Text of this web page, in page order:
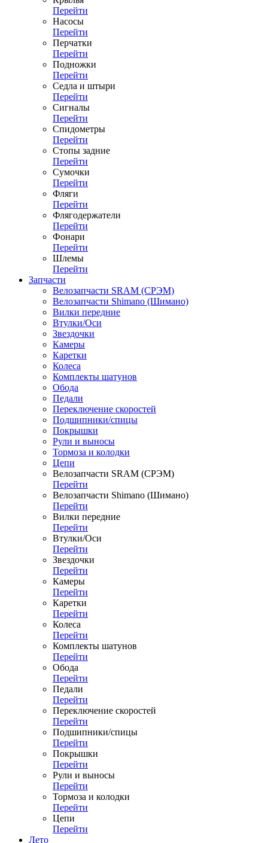
Перейти
Насосы
Перейти
Перчатки
Перейти
Подножки
Перейти
Седла и штыри
Перейти
Сигналы
Перейти
Спидометры
Перейти
Стопы задние
Перейти
Сумочки
Перейти
Фляги
Перейти
Флягодержатели
Перейти
Фонари
Перейти
Шлемы
Перейти
Запчасти
Велозапчасти SRAM (СРЭМ)
Велозапчасти Shimano (Шимано)
Вилки передние
Втулки/Оси
Звездочки
Камеры
Каретки
Колеса
Комплекты шатунов
Обода
Педали
Переключение скоростей
Подшипники/спицы
Покрышки
Рули и выносы
Тормоза и колодки
Цепи
Велозапчасти SRAM (СРЭМ)
Перейти
Велозапчасти Shimano (Шимано)
Перейти
Вилки передние
Перейти
Втулки/Оси
Перейти
Звездочки
Перейти
Камеры
Перейти
Каретки
Перейти
Колеса
Перейти
Комплекты шатунов
Перейти
Обода
Перейти
Педали
Перейти
Переключение скоростей
Перейти
Подшипники/спицы
Перейти
Покрышки
Перейти
Рули и выносы
Перейти
Тормоза и колодки
Перейти
Цепи
Перейти
Лето